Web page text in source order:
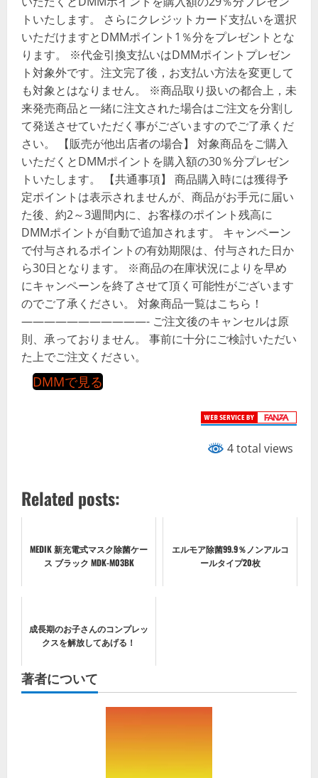
トいたします。 さらにクレジットカード支払いを選択
いただけますとDMMポイント1％分をプレゼントとな
ります。 ※代金引換支払いはDMMポイントプレゼン
ト対象外です。注文完了後，お支払い方法を変更して
も対象とはなりません。 ※商品取り扱いの都合上，未
来発売商品と一緒に注文された場合はご注文を分割し
て発送させていただく事がございますのでご了承くだ
さい。 【販売が他出店者の場合】 対象商品をご購入
いただくとDMMポイントを購入額の30％分プレゼン
トいたします。 【共通事項】 商品購入時には獲得予
定ポイントは表示されませんが、商品がお手元に届い
た後、約2～3週間内に、お客様のポイント残高に
DMMポイントが自動で追加されます。 キャンペーン
で付与されるポイントの有効期限は、付与された日か
ら30日となります。 ※商品の在庫状況によりを早め
にキャンペーンを終了させて頂く可能性がございます
のでご了承ください。 対象商品一覧はこちら！
———————————- ご注文後のキャンセルは原
則、承っておりません。 事前に十分にご検討いただい
た上でご注文ください。
DMMで見る
4 total views
Related posts:
MEDIK 新充電式マスク除菌ケー
ス ブラック MDK-M03BK
エルモア除菌99.9％ノンアルコ
ールタイプ20枚
成長期のお子さんのコンプレッ
クスを解放してあげる！
著者について